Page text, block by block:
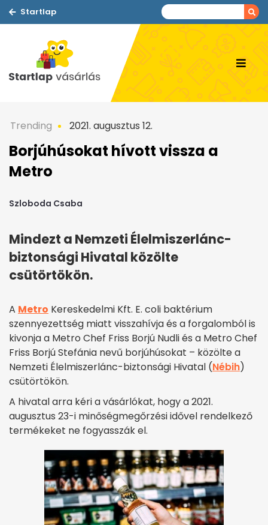
Startlap
Trending 2021. augusztus 12.
Borjúhúsokat hívott vissza a
Metro
Szloboda Csaba
Mindezt a Nemzeti Élelmiszerlánc-
biztonsági Hivatal közölte
csütörtökön.
A Metro Kereskedelmi Kft. E. coli baktérium
szennyezettség miatt visszahívja és a forgalomból is
kivonja a Metro Chef Friss Borjú Nudli és a Metro Chef
Friss Borjú Stefánia nevű borjúhúsokat – közölte a
Nemzeti Élelmiszerlánc-biztonsági Hivatal (Nébih)
csütörtökön.
A hivatal arra kéri a vásárlókat, hogy a 2021.
augusztus 23-i minőségmegőrzési idővel rendelkező
termékeket ne fogyasszák el.